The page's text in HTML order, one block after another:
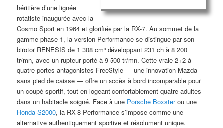
héritière d’une lignée
rotatiste inaugurée avec la
Cosmo Sport en 1964 et glorifiée par la RX-7. Au sommet de la
gamme phase 1, la version Performance se distingue par son
birotor RENESIS de 1 308 cm³ développant 231 ch à 8 200
tr/mn, avec un rupteur porté à 9 500 tr/mn. Cette vraie 2+2 à
quatre portes antagonistes FreeStyle — une innovation Mazda
sans pied de caisse — offre un accès à bord incomparable pour
un coupé sportif, tout en logeant confortablement quatre adultes
dans un habitacle soigné. Face à une Porsche Boxsterou une
Honda S2000, la RX-8 Performance s’impose comme une
alternative authentiquement sportive et résolument unique.